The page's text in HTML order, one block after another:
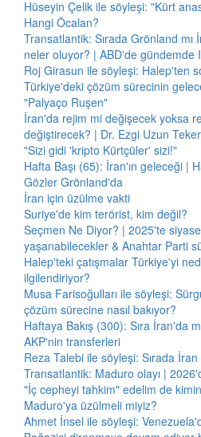
Hüseyin Çelik ile söyleşi: "Kürt
Hangi Öcalan?
Transatlantik: Sırada Grönland mı
neler oluyor? | ABD'de gündemde
Roj Girasun ile söyleşi: Halep'ten
Türkiye'deki çözüm sürecinin
"Palyaço Ruşen"
İran'da rejim mi değişecek yoksa
değiştirecek? | Dr. Ezgi Uzun
"Sizi gidi 'kripto Kürtçüler' sizi!"
Hafta Başı (65): İran'ın geleceği |
Gözler Grönland'da
İran için üzülme vakti
Suriye'de kim terörist, kim değil?
Seçmen Ne Diyor? | 2025'te
yaşanabilecekler & Anahtar Parti
Halep'teki çatışmalar Türkiye'yi
ilgilendiriyor?
Musa Farisoğulları ile söyleşi:
çözüm sürecine nasıl bakıyor?
Haftaya Bakış (300): Sıra İran'da
AKP'nin transferleri
Reza Talebi ile söyleşi: Sırada İran
Transatlantik: Maduro olayı |
"İç cepheyi tahkim" edelim de
Maduro'ya üzülmeli miyiz?
Ahmet İnsel ile söyleşi: